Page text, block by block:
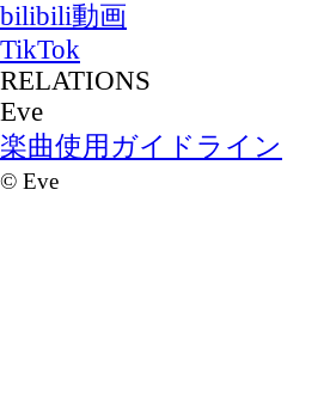
bilibili動画
TikTok
RELATIONS
Eve
楽曲使用ガイドライン
© Eve